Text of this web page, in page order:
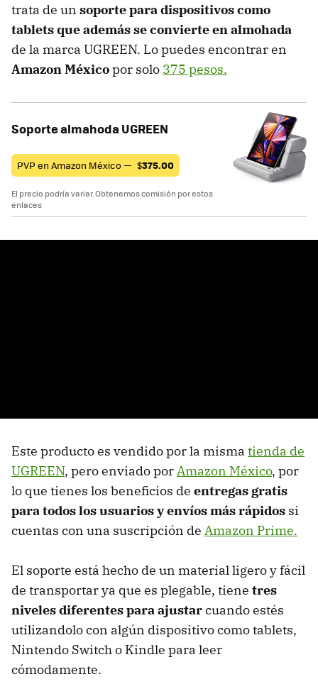
trata de un soporte para dispositivos como
tablets que además se convierte en almohada
de la marca UGREEN. Lo puedes encontrar en
Amazon Méxicopor solo 375 pesos.
Soporte almahoda UGREEN
PVP en Amazon México — $375.00
El precio podría variar. Obtenemos comisión por estos
enlaces
Este producto es vendido por la misma tienda de
UGREEN, pero enviado porAmazon México, por
lo que tienes los beneficios de entregas gratis
para todos los usuarios y envíos más rápidos si
cuentas con una suscripción de Amazon Prime.
El soporte está hecho de un material ligero y fácil
de transportar ya que es plegable, tiene tres
niveles diferentes para ajustarcuando estés
utilizandolo con algún dispositivo como tablets,
Nintendo Switch o Kindle para leer
cómodamente.